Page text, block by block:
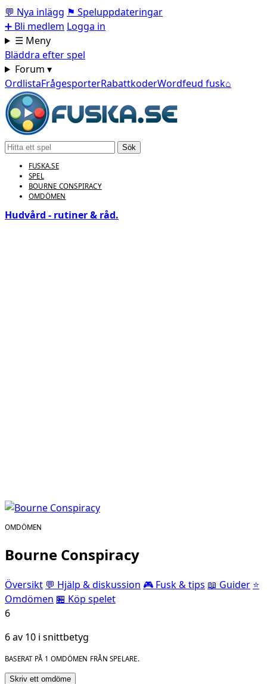
💬 Nya inlägg ⚑ Speluppdateringar
➕ Bli medlem Logga in
☰ Meny
Bläddra efter spel
Forum ▾
OrdlistaFrågesporterRabattkoderWordfeud fusk⌂
Sök
FUSKA.SE
SPEL
BOURNE CONSPIRACY
OMDÖMEN
Hudvård - rutiner & råd.
OMDÖMEN
Bourne Conspiracy
Översikt 💬 Hjälp & diskussion 🎮 Fusk & tips 📖 Guider ⭐
Omdömen 🏪 Köp spelet
6
6 av 10 i snittbetyg
BASERAT PÅ 1 OMDÖMEN FRÅN SPELARE.
Skriv ett omdöme